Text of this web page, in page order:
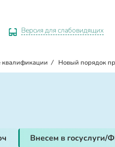
Версия для слабовидящих
/ Новый порядок
Внесем в